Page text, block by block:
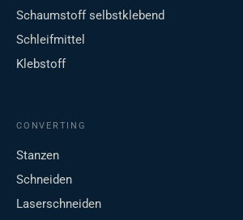
Schaumstoff selbstklebend
Schleifmittel
Klebstoff
CONVERTING
Stanzen
Schneiden
Laserschneiden